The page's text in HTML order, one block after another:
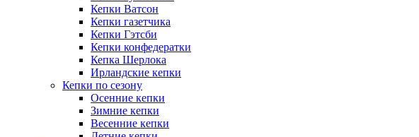
Кепки Ватсон
Кепки газетчика
Кепки Гэтсби
Кепки конфедератки
Кепка Шерлока
Ирландские кепки
Кепки по сезону
Осенние кепки
Зимние кепки
Весенние кепки